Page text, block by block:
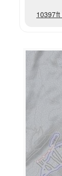
10397ft